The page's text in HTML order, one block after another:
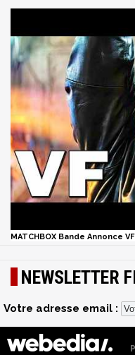
MATCHBOX Bande Annonce
NEWSLETTER
Votre adresse email :